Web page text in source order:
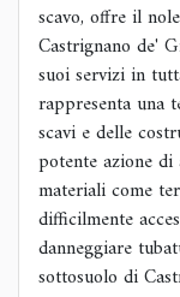
scavo, offre il
Castrignano de'
suoi servizi in
rappresenta una
scavi e delle
potente azione
materiali come
difficilmente
danneggiare
sottosuolo di